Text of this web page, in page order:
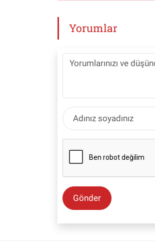
Yorumlar
Gönder